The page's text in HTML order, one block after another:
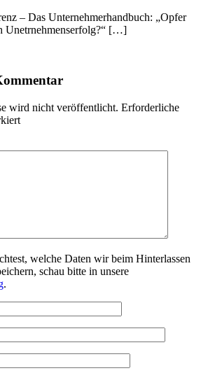
– Das Unternehmerhandbuch: „Opfer
Unetrnehmenserfolg?“ […]
wird nicht veröffentlicht. Erforderliche
welche Daten wir beim Hinterlassen
schau bitte in unsere
.